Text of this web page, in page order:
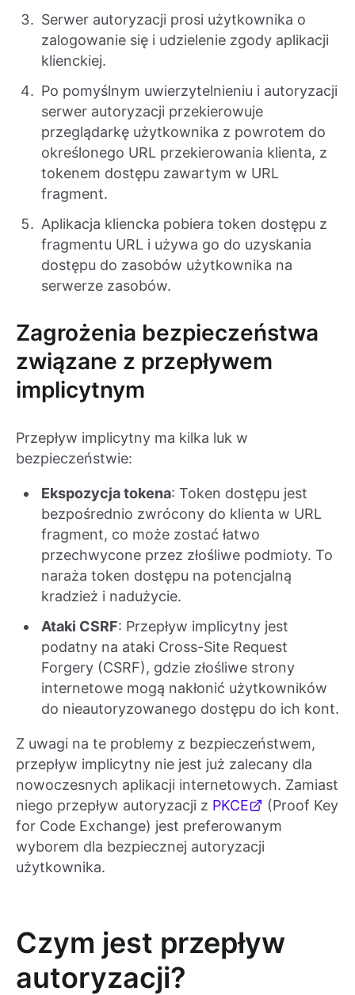
Serwer autoryzacji prosi użytkownika o
zalogowanie się i udzielenie zgody aplikacji
klienckiej.
Po pomyślnym uwierzytelnieniu i autoryzacji
serwer autoryzacji przekierowuje
przeglądarkę użytkownika z powrotem do
określonego URL przekierowania klienta, z
tokenem dostępu zawartym w URL
fragment.
Aplikacja kliencka pobiera token dostępu z
fragmentu URL i używa go do uzyskania
dostępu do zasobów użytkownika na
serwerze zasobów.
Zagrożenia bezpieczeństwa
związane z przepływem
implicytnym
Przepływ implicytny ma kilka luk w
bezpieczeństwie:
Ekspozycja tokena: Token dostępu jest
bezpośrednio zwrócony do klienta w URL
fragment, co może zostać łatwo
przechwycone przez złośliwe podmioty. To
naraża token dostępu na potencjalną
kradzież i nadużycie.
Ataki CSRF: Przepływ implicytny jest
podatny na ataki Cross-Site Request
Forgery (CSRF), gdzie złośliwe strony
internetowe mogą nakłonić użytkowników
do nieautoryzowanego dostępu do ich kont.
Z uwagi na te problemy z bezpieczeństwem,
przepływ implicytny nie jest już zalecany dla
nowoczesnych aplikacji internetowych. Zamiast
niego przepływ autoryzacji z PKCE
(Proof Key
for Code Exchange) jest preferowanym
wyborem dla bezpiecznej autoryzacji
użytkownika.
Czym jest przepływ
autoryzacji?